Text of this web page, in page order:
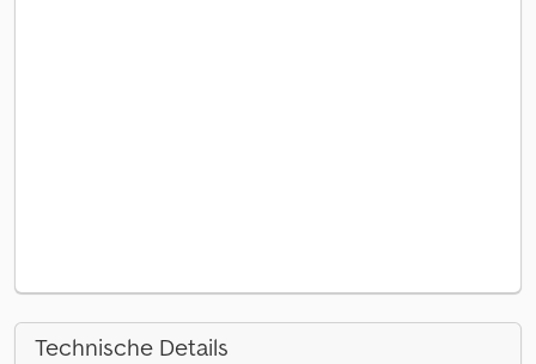
Technische Details